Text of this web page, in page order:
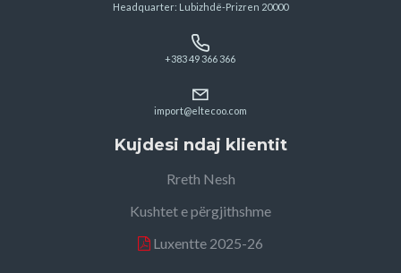
Headquarter: Lubizhdë-Prizren 20000
+383 49 366 366
import@eltecoo.com
Kujdesi ndaj klientit
Rreth Nesh
Kushtet e përgjithshme
Luxentte 2025-26